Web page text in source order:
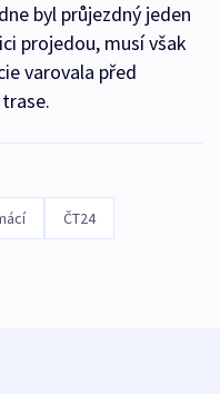
byl průjezdný jeden
projedou, musí však
varovala před
ČT24